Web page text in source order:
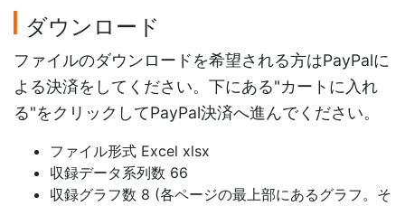
ダウンロード
ファイルのダウンロードを希望される方はPayPalに
よる決済をしてください。下にある"カートに入れ
る"をクリックしてPayPal決済へ進んでください。
ファイル形式 Excel xlsx
収録データ系列数 66
収録グラフ数 8 (各ページの最上部にあるグラフ。そ